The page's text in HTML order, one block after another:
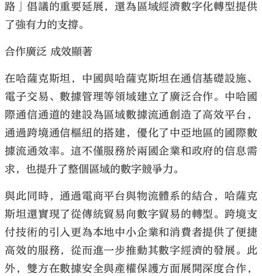
路」倡議的重要延展，還為區域經濟數字化轉型提供
了強有力的支撐。
合作廣泛 成效顯著
在哈薩克斯坦，中國與哈薩克斯坦在通信基礎設施、
電子交易、數據管理等領域建立了廣泛合作。中哈國
際通信通道的建設為區域數據流通創造了高效平台，
通過跨境通信樞紐的搭建，優化了中亞地區的國際數
據流通效率。這不僅服務於兩國企業和政府的信息需
求，也提升了整個區域的數字競爭力。
與此同時，通過電商平台與物流體系的結合，哈薩克
斯坦還實現了從傳統貿易向數字貿易的轉型。跨境支
付技術的引入更為本地中小企業和消費者提供了便捷
高效的服務，從而進一步推動其數字經濟的發展。此
外，雙方在數據安全與產權保護方面展開深度合作，